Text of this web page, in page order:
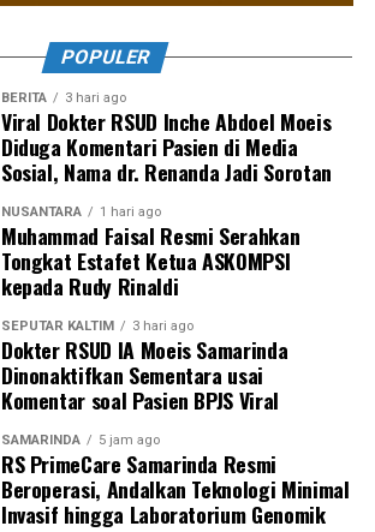
POPULER
BERITA 3 hari ago
Viral Dokter RSUD Inche Abdoel Moeis
Diduga Komentari Pasien di Media
Sosial, Nama dr. Renanda Jadi Sorotan
NUSANTARA 1 hari ago
Muhammad Faisal Resmi Serahkan
Tongkat Estafet Ketua ASKOMPSI
kepada Rudy Rinaldi
SEPUTAR KALTIM 3 hari ago
Dokter RSUD IA Moeis Samarinda
Dinonaktifkan Sementara usai
Komentar soal Pasien BPJS Viral
SAMARINDA 5 jam ago
RS PrimeCare Samarinda Resmi
Beroperasi, Andalkan Teknologi Minimal
Invasif hingga Laboratorium Genomik